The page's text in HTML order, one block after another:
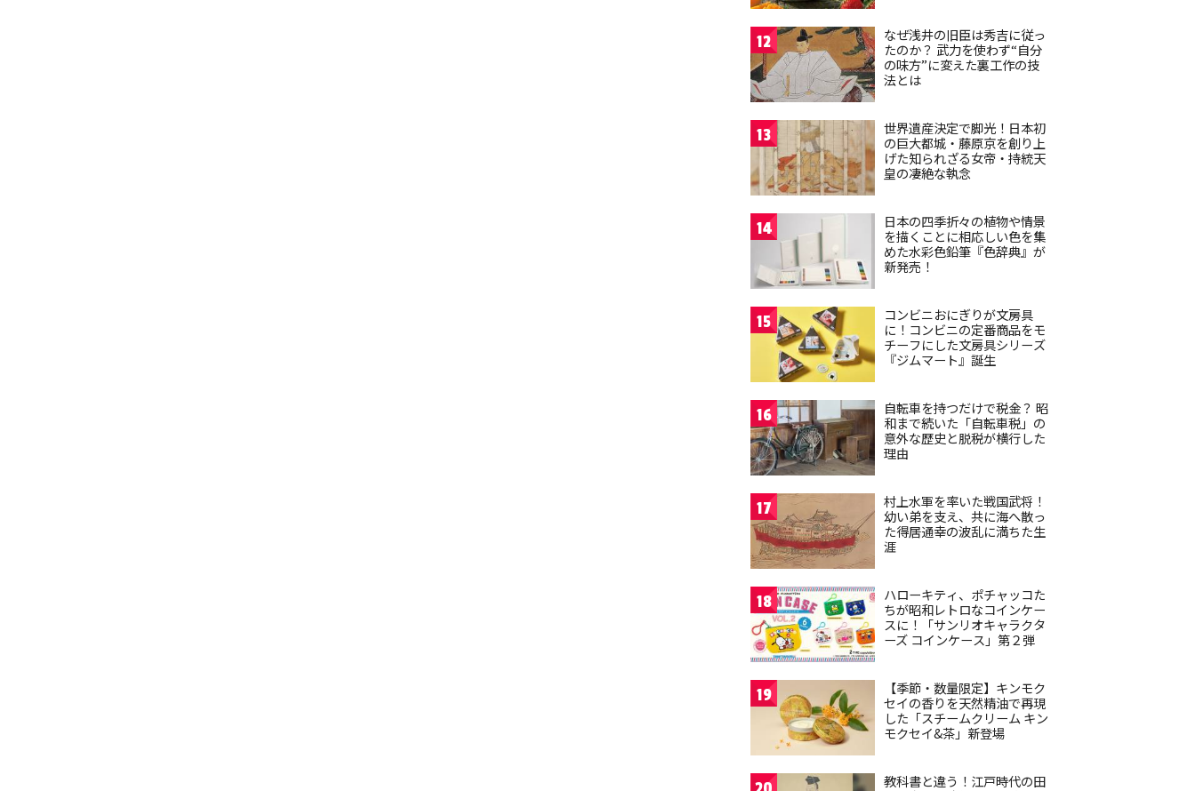
12
なぜ浅井の旧臣は秀吉に従っ
たのか？ 武力を使わず“自分
の味方”に変えた裏工作の技
法とは
13
世界遺産決定で脚光！日本初
の巨大都城・藤原京を創り上
げた知られざる女帝・持統天
皇の凄絶な執念
14
日本の四季折々の植物や情景
を描くことに相応しい色を集
めた水彩色鉛筆『色辞典』が
新発売！
15
コンビニおにぎりが文房具
に！コンビニの定番商品をモ
チーフにした文房具シリーズ
『ジムマート』誕生
16
自転車を持つだけで税金？ 昭
和まで続いた「自転車税」の
意外な歴史と脱税が横行した
理由
17
村上水軍を率いた戦国武将！
幼い弟を支え、共に海へ散っ
た得居通幸の波乱に満ちた生
涯
18
ハローキティ、ポチャッコた
ちが昭和レトロなコインケー
スに！「サンリオキャラクタ
ーズ コインケース」第２弾
19
【季節・数量限定】キンモク
セイの香りを天然精油で再現
した「スチームクリーム キン
モクセイ&茶」新登場
教科書と違う！江戸時代の田